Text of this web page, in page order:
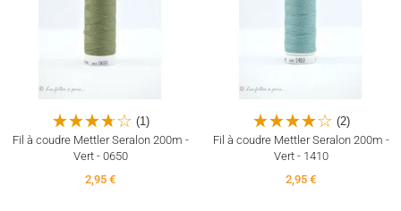
(1)
Fil à coudre Mettler Seralon 200m -
Vert - 0650
2,95 €
(2)
Fil à coudre Mettler Seralon 200m -
Vert - 1410
2,95 €